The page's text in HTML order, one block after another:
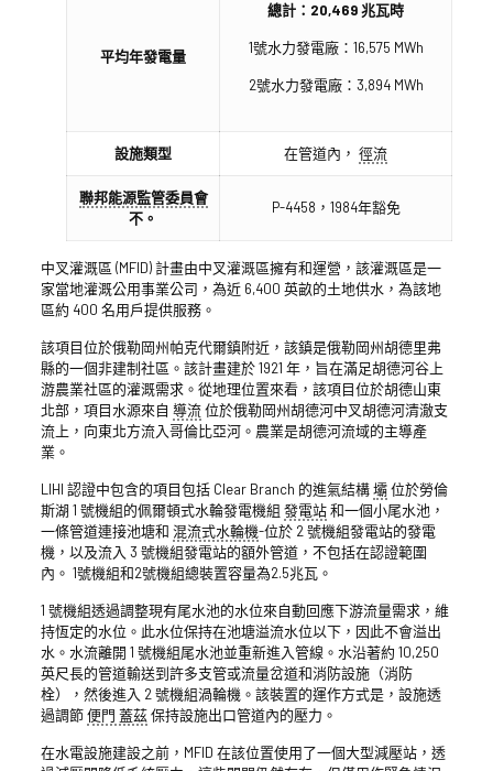
平均年發電量
總計：20,469 兆瓦時
1號水力發電廠：16,575 MWh
2號水力發電廠：3,894 MWh
設施類型 在管道內，徑流
聯邦能源監管委員會
不。
P-4458，1984年豁免
中叉灌溉區 (MFID) 計畫由中叉灌溉區擁有和運營，該灌溉區是一
家當地灌溉公用事業公司，為近 6,400 英畝的土地供水，為該地
區約 400 名用戶提供服務。
該項目位於俄勒岡州帕克代爾鎮附近，該鎮是俄勒岡州胡德里弗
縣的一個非建制社區。該計畫建於 1921 年，旨在滿足胡德河谷上
游農業社區的灌溉需求。從地理位置來看，該項目位於胡德山東
北部，項目水源來自 導流位於俄勒岡州胡德河中叉胡德河清澈支
流上，向東北方流入哥倫比亞河。農業是胡德河流域的主導產
業。
LIHI 認證中包含的項目包括 Clear Branch 的進氣結構壩位於勞倫
斯湖 1 號機組的佩爾頓式水輪發電機組 發電站和一個小尾水池，
一條管道連接池塘和 混流式水輪機-位於 2 號機組發電站的發電
機，以及流入 3 號機組發電站的額外管道，不包括在認證範圍
內。 1號機組和2號機組總裝置容量為2.5兆瓦。
1 號機組透過調整現有尾水池的水位來自動回應下游流量需求，維
持恆定的水位。此水位保持在池塘溢流水位以下，因此不會溢出
水。水流離開 1 號機組尾水池並重新進入管線。水沿著約 10,250
英尺長的管道輸送到許多支管或流量岔道和消防設施（消防
栓），然後進入 2 號機組渦輪機。該裝置的運作方式是，設施透
過調節便門 蓋茲保持設施出口管道內的壓力。
在水電設施建設之前，MFID 在該位置使用了一個大型減壓站，透